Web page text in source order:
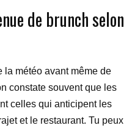
de brunch selon
la météo avant même de
constate souvent que les
celles qui anticipent les
et le restaurant. Tu peux